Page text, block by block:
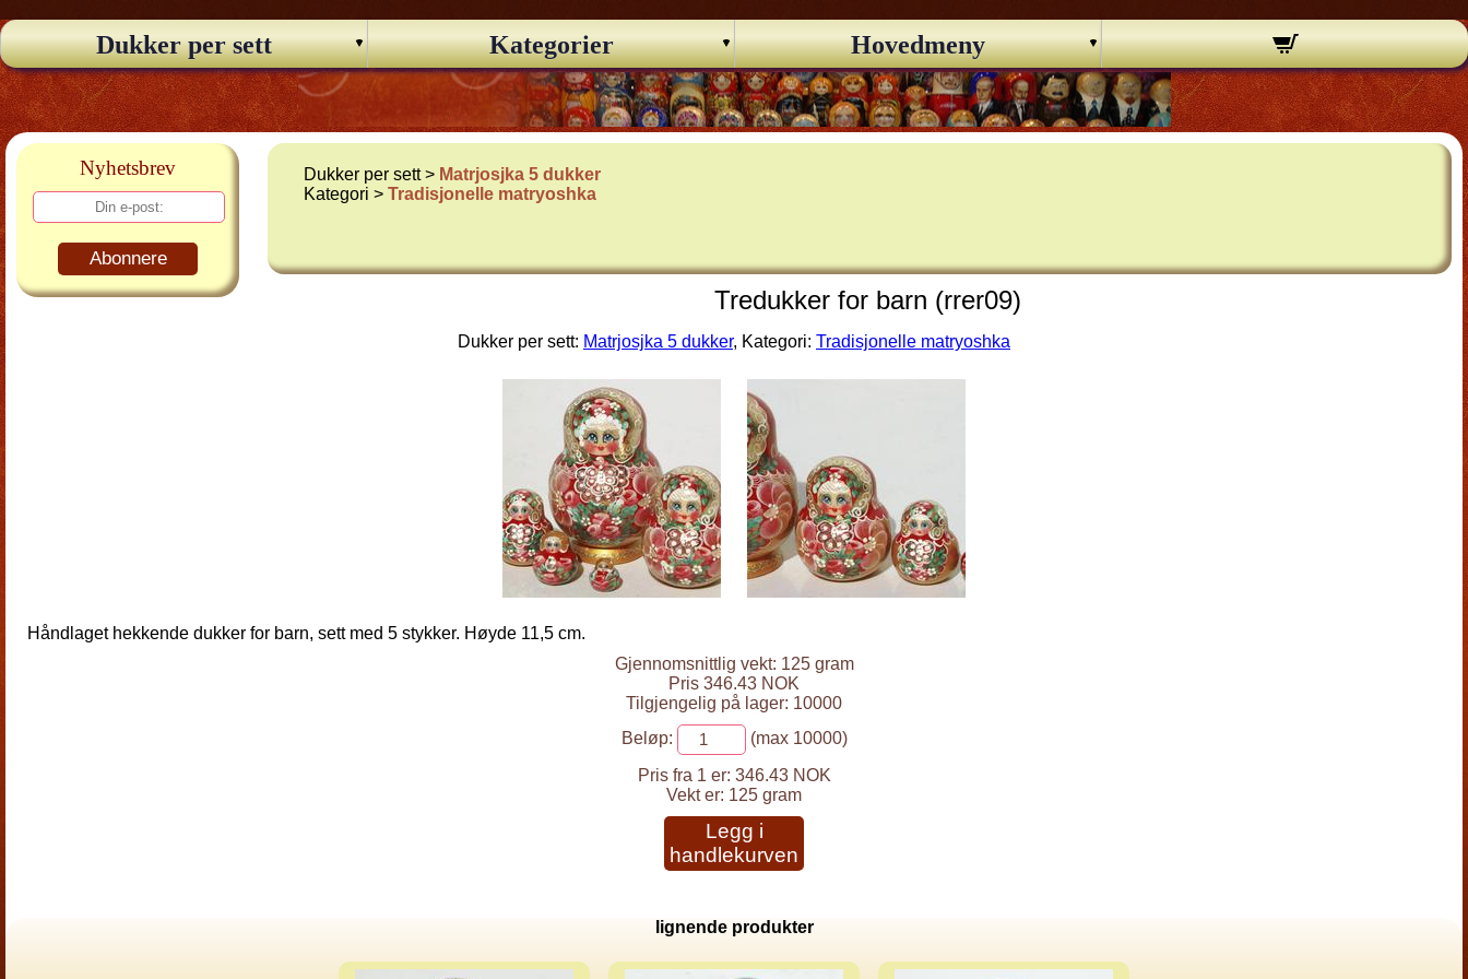
Dukker per sett Kategorier Hovedmeny
Nyhetsbrev
Abonnere
Dukker per sett > Matrjosjka 5 dukker
Kategori >Tradisjonelle matryoshka
Tredukker for barn (rrer09)
Dukker per sett: Matrjosjka 5 dukker, Kategori: Tradisjonelle matryoshka
Håndlaget hekkende dukker for barn, sett med 5 stykker. Høyde 11,5 cm.
Gjennomsnittlig vekt: 125 gram
Pris 346.43 NOK
Tilgjengelig på lager: 10000
Beløp:
(max 10000)
Pris fra 1 er: 346.43 NOK
Vekt er: 125 gram
Legg i
handlekurven
lignende produkter